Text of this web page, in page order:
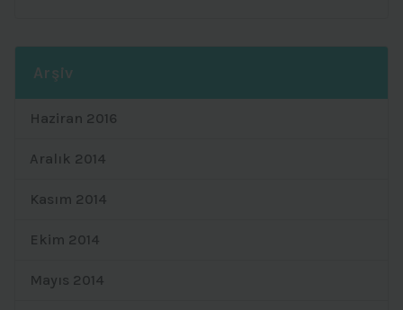
Arşiv
Haziran 2016
Aralık 2014
Kasım 2014
Ekim 2014
Mayıs 2014